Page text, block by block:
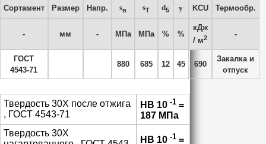
Сортамент Размер Напр. sв sT d5 y KCU Термообр.
- мм - МПа МПа % %
кДж
/ м2 -
ГОСТ
4543-71
880 685 12 45 690
Закалка и
отпуск
Твердость 30Х после отжига
, ГОСТ 4543-71
HB 10 -1 =
187 МПа
Твердость 30Х
HB 10 -1 =